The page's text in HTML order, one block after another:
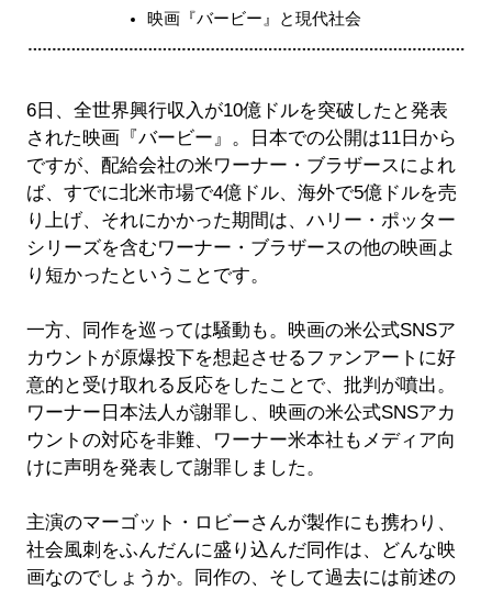
映画『バービー』と現代社会
6日、全世界興行収入が10億ドルを突破したと発表
された映画『バービー』。日本での公開は11日から
ですが、配給会社の米ワーナー・ブラザースによれ
ば、すでに北米市場で4億ドル、海外で5億ドルを売
り上げ、それにかかった期間は、ハリー・ポッター
シリーズを含むワーナー・ブラザースの他の映画よ
り短かったということです。
一方、同作を巡っては騒動も。映画の米公式SNSア
カウントが原爆投下を想起させるファンアートに好
意的と受け取れる反応をしたことで、批判が噴出。
ワーナー日本法人が謝罪し、映画の米公式SNSアカ
ウントの対応を非難、ワーナー米本社もメディア向
けに声明を発表して謝罪しました。
主演のマーゴット・ロビーさんが製作にも携わり、
社会風刺をふんだんに盛り込んだ同作は、どんな映
画なのでしょうか。同作の、そして過去には前述の